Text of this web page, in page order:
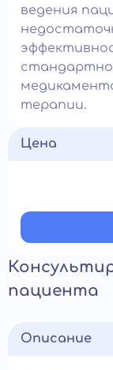
ведения
терапии.
Цена
пациента
Описание